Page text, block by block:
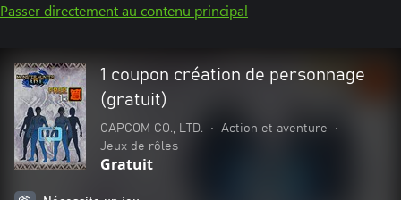
Passer directement au contenu principal
1 coupon création de personnage
(gratuit)
CAPCOM CO., LTD. • Action et aventure
•
Jeux de rôles
Gratuit